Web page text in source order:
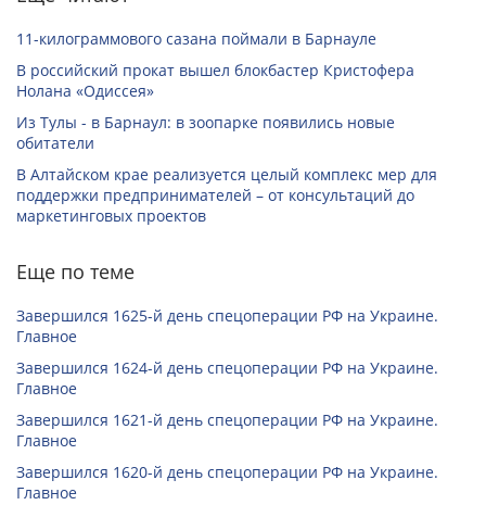
11-килограммового сазана поймали в Барнауле
В российский прокат вышел блокбастер Кристофера
Нолана «Одиссея»
Из Тулы - в Барнаул: в зоопарке появились новые
обитатели
В Алтайском крае реализуется целый комплекс мер для
поддержки предпринимателей – от консультаций до
маркетинговых проектов
Еще по теме
Завершился 1625-й день спецоперации РФ на Украине.
Главное
Завершился 1624-й день спецоперации РФ на Украине.
Главное
Завершился 1621-й день спецоперации РФ на Украине.
Главное
Завершился 1620-й день спецоперации РФ на Украине.
Главное